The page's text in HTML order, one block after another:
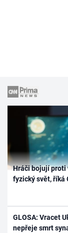
Hráči bojují proti
fyzický svět, říká
GLOSA: Vracet
nepřeje smrt